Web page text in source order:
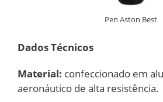
Pen Aston Best
Dados Técnicos
Material: confeccionado em
aeronáutico de alta resistência.